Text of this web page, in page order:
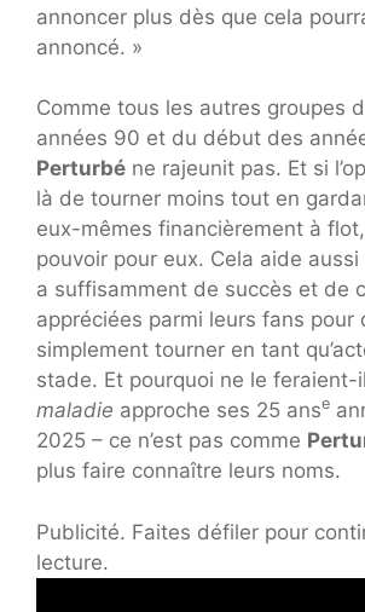
annoncer plus dès que cela
annoncé. »
Comme tous les autres groupes
années 90 et du début des
Perturbé ne rajeunit pas. Et si
là de tourner moins tout en
eux-mêmes financièrement à
pouvoir pour eux. Cela aide aussi
a suffisamment de succès et de
appréciées parmi leurs fans pour
simplement tourner en tant
stade. Et pourquoi ne le feraient-
maladie approche ses 25 anse
2025 – ce n’est pas comme
plus faire connaître leurs noms.
Publicité. Faites défiler pour
lecture.